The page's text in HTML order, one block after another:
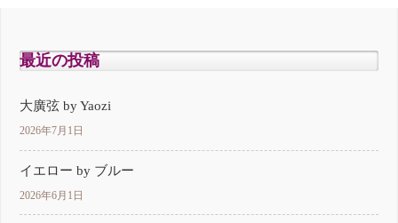
最近の投稿
大廣弦 by Yaozi
2026年7月1日
イエロー by ブルー
2026年6月1日